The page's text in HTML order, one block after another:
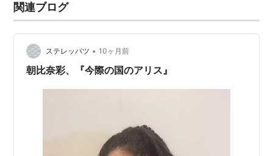
関連ブログ
ステレッパツ • 10ヶ月前
朝比奈彩、『今際の国のアリス』